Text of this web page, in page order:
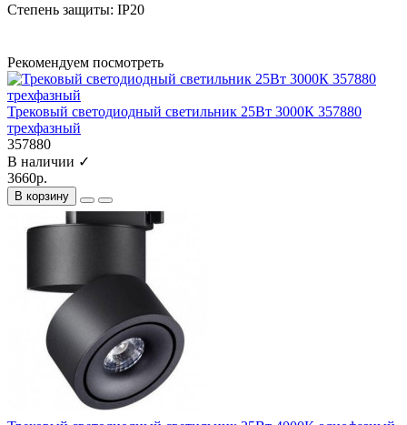
Степень защиты: IP20
Рекомендуем посмотреть
Трековый светодиодный светильник 25Вт 3000К 357880
трехфазный
357880
В наличии ✓
3660р.
В корзину